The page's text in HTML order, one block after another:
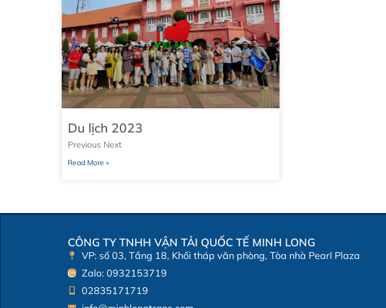
Du lịch 2023
Previous Next
Read More »
CÔNG TY TNHH VẬN TẢI QUỐC TẾ MINH LONG
VP: số 03, Tầng 18, Khối tháp văn phòng, Tòa nhà Pearl Plaza
Zalo: 0932153719
02835171719